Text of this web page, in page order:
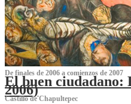
De finales de 2006 a comienzos de 2007
El buen ciudadano:
2006)
Castillo de Chapultepec